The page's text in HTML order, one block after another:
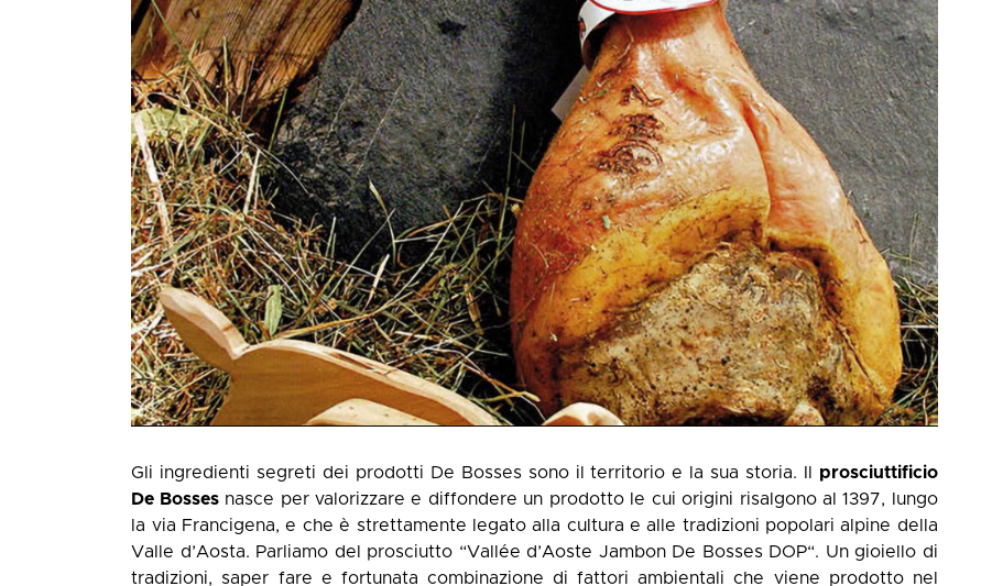
Gli ingredienti segreti dei prodotti De Bosses sono il territorio e la sua storia. Il prosciuttificio
De Bossesnasce per valorizzare e diffondere un prodotto le cui origini risalgono al 1397, lungo
la via Francigena, e che è strettamente legato alla cultura e alle tradizioni popolari alpine della
Valle d’Aosta. Parliamo del prosciutto “Vallée d’Aoste Jambon De Bosses DOP“. Un gioiello di
tradizioni, saper fare e fortunata combinazione di fattori ambientali che viene prodotto nel